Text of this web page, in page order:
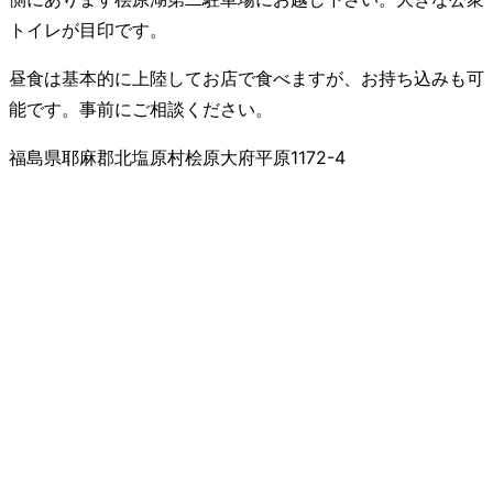
トイレが目印です。
昼食は基本的に上陸してお店で食べますが、お持ち込みも可
能です。事前にご相談ください。
福島県耶麻郡北塩原村桧原大府平原1172-4